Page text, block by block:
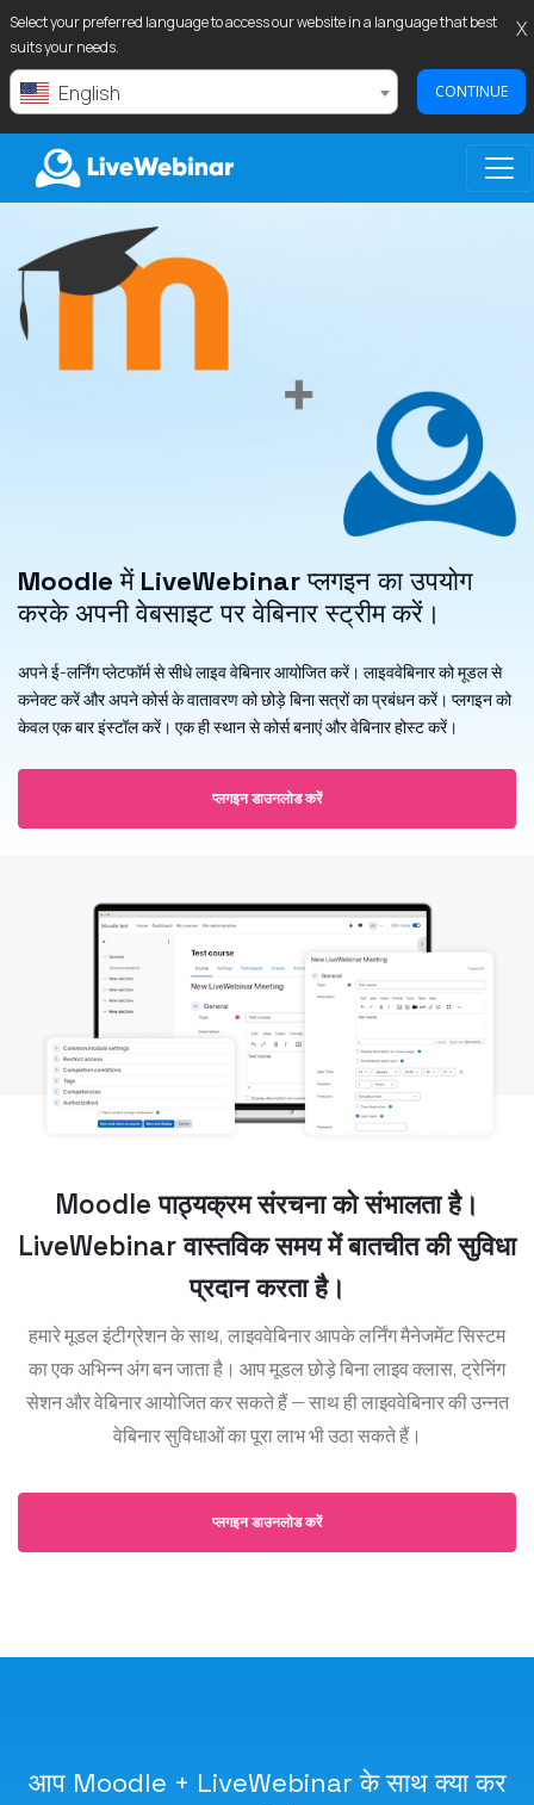
Select your preferred language to access our website in a language that best
suits your needs.
English CONTINUE
X
LIVEWEBINAR.COM
Moodle में LiveWebinarप्लगइन का उपयोग
करके अपनी वेबसाइट पर वेबिनार स्ट्रीम करें।
अपने ई-लर्निंग प्लेटफॉर्म से सीधे लाइव वेबिनार आयोजित करें। लाइववेबिनार को मूडल से
कनेक्ट करें और अपने कोर्स के वातावरण को छोड़े बिना सत्रों का प्रबंधन करें। प्लगइन को
केवल एक बार इंस्टॉल करें। एक ही स्थान से कोर्स बनाएं और वेबिनार होस्ट करें।
प्लगइन डाउनलोड करें
Moodle पाठ्यक्रम संरचना को संभालता है।
LiveWebinar वास्तविक समय में बातचीत की सुविधा
प्रदान करता है।
हमारे मूडल इंटीग्रेशन के साथ, लाइववेबिनार आपके लर्निंग मैनेजमेंट सिस्टम
का एक अभिन्न अंग बन जाता है। आप मूडल छोड़े बिना लाइव क्लास, ट्रेनिंग
सेशन और वेबिनार आयोजित कर सकते हैं — साथ ही लाइववेबिनार की उन्नत
वेबिनार सुविधाओं का पूरा लाभ भी उठा सकते हैं।
प्लगइन डाउनलोड करें
आप Moodle + LiveWebinar के साथ क्या कर